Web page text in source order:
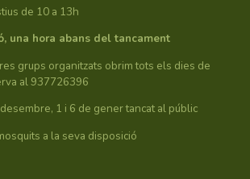
de 10 a 13h
una hora abans del tancament
grups organitzats obrim tots els dies de
al 937726396
1 i 6 de gener tancat al públic
a la seva disposició